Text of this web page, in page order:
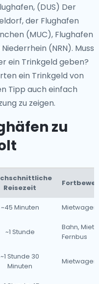
(DUS) Der
der Flughafen
(MUC), Flughafen
(NRN). Muss
ein Trinkgeld geben?
ein Trinkgeld von
Tipp auch einfach
zu zeigen.
zu
Reisezeit
~45 Minuten
~1 Stunde
Bahn,
Fernbus
~1 Stunde 30
Minuten
Mietwagen